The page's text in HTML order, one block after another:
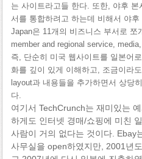
는 사이트라고들 한다. 또한, 야후
서를 통합하려고 하는데 비해서 야
Japan은 11개의 비즈니스 부서로 쪼
member and regional service,
즉, 단순히 미국 웹사이트를 일본어
화를 깊이 있게 이해하고, 조금이라
layout과 내용들을 추가하면서 상당
다.
여기서 TechCrunch는 재미있는
하게도 인터넷 경매/쇼핑에 미친
사람이 거의 없다는 것이다. Ebay
사무실을 open하였지만, 2001년